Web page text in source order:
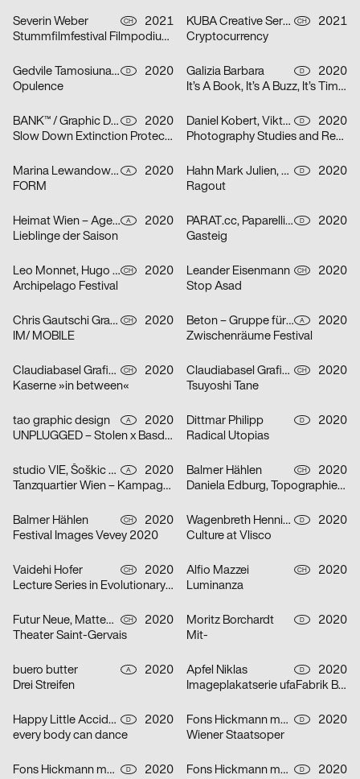
Severin Weber CH
2021
Stummfilmfestival Filmpodium Zürich
KUBA Creative Services CH
2021
Cryptocurrency
Gedvile Tamosiunaite, Jelena Luise, Shuaitong Zong D
2020
Opulence
Galizia Barbara D
2020
It’s A Book, It’s A Buzz, It’s Time to Discuss
BANK™ / Graphic Design Today D
2020
Slow Down Extinction Protect Biodiversity
Daniel Kobert, Viktor Lentzen D
2020
Photography Studies and Research
Marina Lewandowska A
2020
FORM
Hahn Mark Julien, Kormann Raffael D
2020
Ragout
Heimat Wien – Agentur für Veränderung A
2020
Lieblinge der Saison
PARAT.cc, Paparelli Nolan D
2020
Gasteig
Leo Monnet, Hugo Jauffret CH
2020
Archipelago Festival
Leander Eisenmann CH
2020
Stop Asad
Chris Gautschi Graphic & Editorial design CH
2020
IM/ MOBILE
Beton – Gruppe für Gestaltung A
2020
Zwischenräume Festival
Claudiabasel Grafik & Interaktion CH
2020
Kaserne »in between«
Claudiabasel Grafik & Interaktion CH
2020
Tsuyoshi Tane
tao graphic design A
2020
UNPLUGGED – Stolen x Basdban
Dittmar Philipp D
2020
Radical Utopias
studio VIE, Šoškic Katarina, Scherabon Herwig A
2020
Tanzquartier Wien – Kampagne Camilla Schielin
Balmer Hählen CH
2020
Daniela Edburg, Topographies of Transformation
Balmer Hählen CH
2020
Festival Images Vevey 2020
Wagenbreth Henning D
2020
Culture at Vlisco
Vaidehi Hofer CH
2020
Lecture Series in Evolutionary Ecology
Alfio Mazzei CH
2020
Luminanza
Futur Neue, Matteo Venet CH
2020
Theater Saint-Gervais
Moritz Borchardt D
2020
Mit-
buero butter A
2020
Drei Streifen
Apfel Niklas D
2020
Imageplakatserie ufaFabrik Berlin
Happy Little Accidents D
2020
every body can dance
Fons Hickmann m23 D
2020
Wiener Staatsoper
Fons Hickmann m23 D
2020
Fons Hickmann m23 D
2020